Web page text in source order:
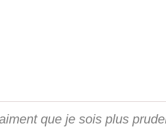
que je sois plus